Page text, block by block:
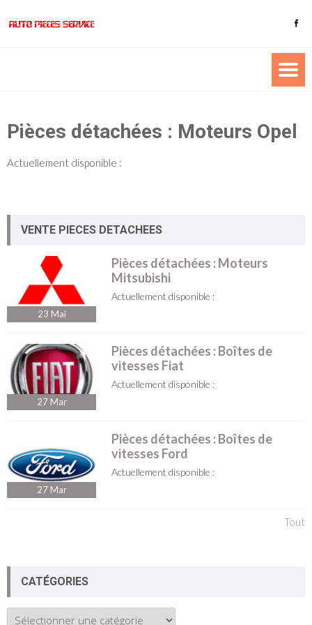
Pièces détachées : Moteurs Opel
Actuellement disponible :
VENTE PIECES DETACHEES
23 Mai
Pièces détachées : Moteurs
Mitsubishi
Actuellement disponible :
27 Mar
Pièces détachées : Boîtes de
vitesses Fiat
Actuellement disponible :
27 Mar
Pièces détachées : Boîtes de
vitesses Ford
Actuellement disponible :
Tout
CATÉGORIES
Catégories